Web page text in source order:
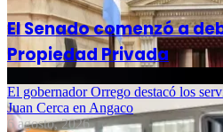
El Senado comenzó a
Propiedad Privada
El gobernador Orrego destacó los
Juan Cerca en Angaco
6 agosto, 2026